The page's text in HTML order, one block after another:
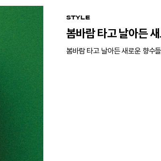
STYLE
봄바람 타고 날아든
봄바람 타고 날아든 새로운 향수